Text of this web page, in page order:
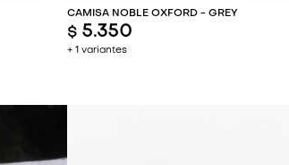
CAMISA NOBLE OXFORD - GREY
+ 1 variantes
$ 5.350